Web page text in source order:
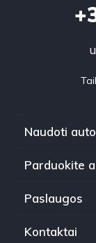
Naudoti
Parduokite
Paslaugos
Kontaktai